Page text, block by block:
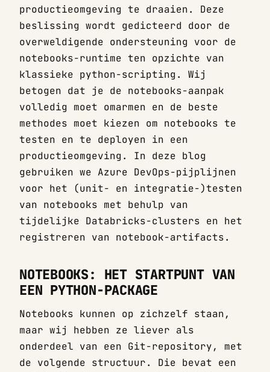
productieomgeving te draaien. Deze
beslissing wordt gedicteerd door de
overweldigende ondersteuning voor de
notebooks-runtime ten opzichte van
klassieke python-scripting. Wij
betogen dat je de notebooks-aanpak
volledig moet omarmen en de beste
methodes moet kiezen om notebooks te
testen en te deployen in een
productieomgeving. In deze blog
gebruiken we Azure DevOps-pijplijnen
voor het (unit- en integratie-)testen
van notebooks met behulp van
tijdelijke Databricks-clusters en het
registreren van notebook-artifacts.
NOTEBOOKS: HET STARTPUNT VAN
EEN PYTHON-PACKAGE
Notebooks kunnen op zichzelf staan,
maar wij hebben ze liever als
onderdeel van een Git-repository, met
de volgende structuur. Die bevat een